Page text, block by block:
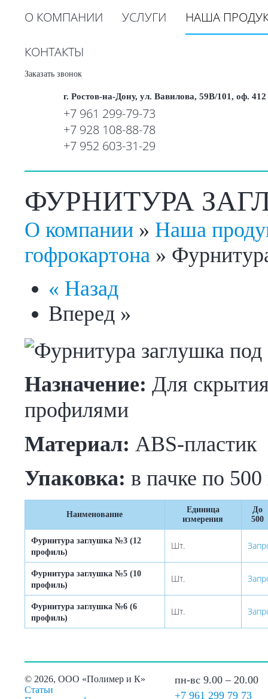
О КОМПАНИИ УСЛУГИ НАША
КОНТАКТЫ
Заказать звонок
г. Ростов-на-Дону, ул. Вавилова, 59В/101, оф. 412
+7 961 299-79-73
+7 928 108-88-78
+7 952 603-31-29
ФУРНИТУРА
О компании» Наша
гофрокартона»
« Назад
Вперед »
Назначение: Для
профилями
Материал: ABS-пластик
Упаковка: в пачке по
Наименование
Единица
измерения
До
500
Фурнитура заглушка №3 (12
профиль)
Шт.
Фурнитура заглушка №5 (10
профиль)
Шт.
Фурнитура заглушка №6 (6
профиль)
Шт.
©2026, ООО «Полимер и К»
Статьи
пн-вс 9.00 – 20.00
+7 961 299 79 73